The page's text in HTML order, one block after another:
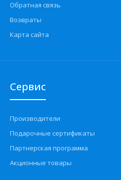
Трубка топливная
Применение на автомобилях
Лада Гранта, 2192, 2194,
Обратная связь
Возвраты
Карта сайта
Сервис
Производители
Подарочные сертификаты
Партнерская программа
Акционные товары